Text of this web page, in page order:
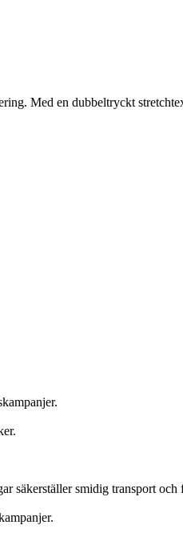
Med en dubbeltryckt
säkerställer smidig transport och